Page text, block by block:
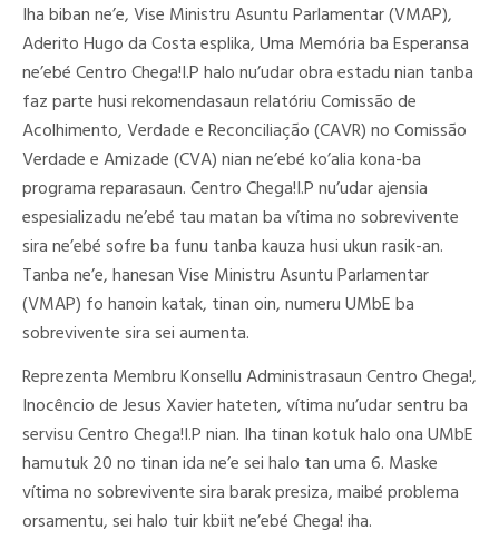
Iha biban ne’e, Vise Ministru Asuntu Parlamentar (VMAP),
Aderito Hugo da Costa esplika, Uma Memória ba Esperansa
ne’ebé Centro Chega!I.P halo nu’udar obra estadu nian tanba
faz parte husi rekomendasaun relatóriu Comissão de
Acolhimento, Verdade e Reconciliação (CAVR) no Comissão
Verdade e Amizade (CVA) nian ne’ebé ko’alia kona-ba
programa reparasaun. Centro Chega!I.P nu’udar ajensia
espesializadu ne’ebé tau matan ba vítima no sobrevivente
sira ne’ebé sofre ba funu tanba kauza husi ukun rasik-an.
Tanba ne’e, hanesan Vise Ministru Asuntu Parlamentar
(VMAP) fo hanoin katak, tinan oin, numeru UMbE ba
sobrevivente sira sei aumenta.
Reprezenta Membru Konsellu Administrasaun Centro Chega!,
Inocêncio de Jesus Xavier hateten, vítima nu’udar sentru ba
servisu Centro Chega!I.P nian. Iha tinan kotuk halo ona UMbE
hamutuk 20 no tinan ida ne’e sei halo tan uma 6. Maske
vítima no sobrevivente sira barak presiza, maibé problema
orsamentu, sei halo tuir kbiit ne’ebé Chega! iha.